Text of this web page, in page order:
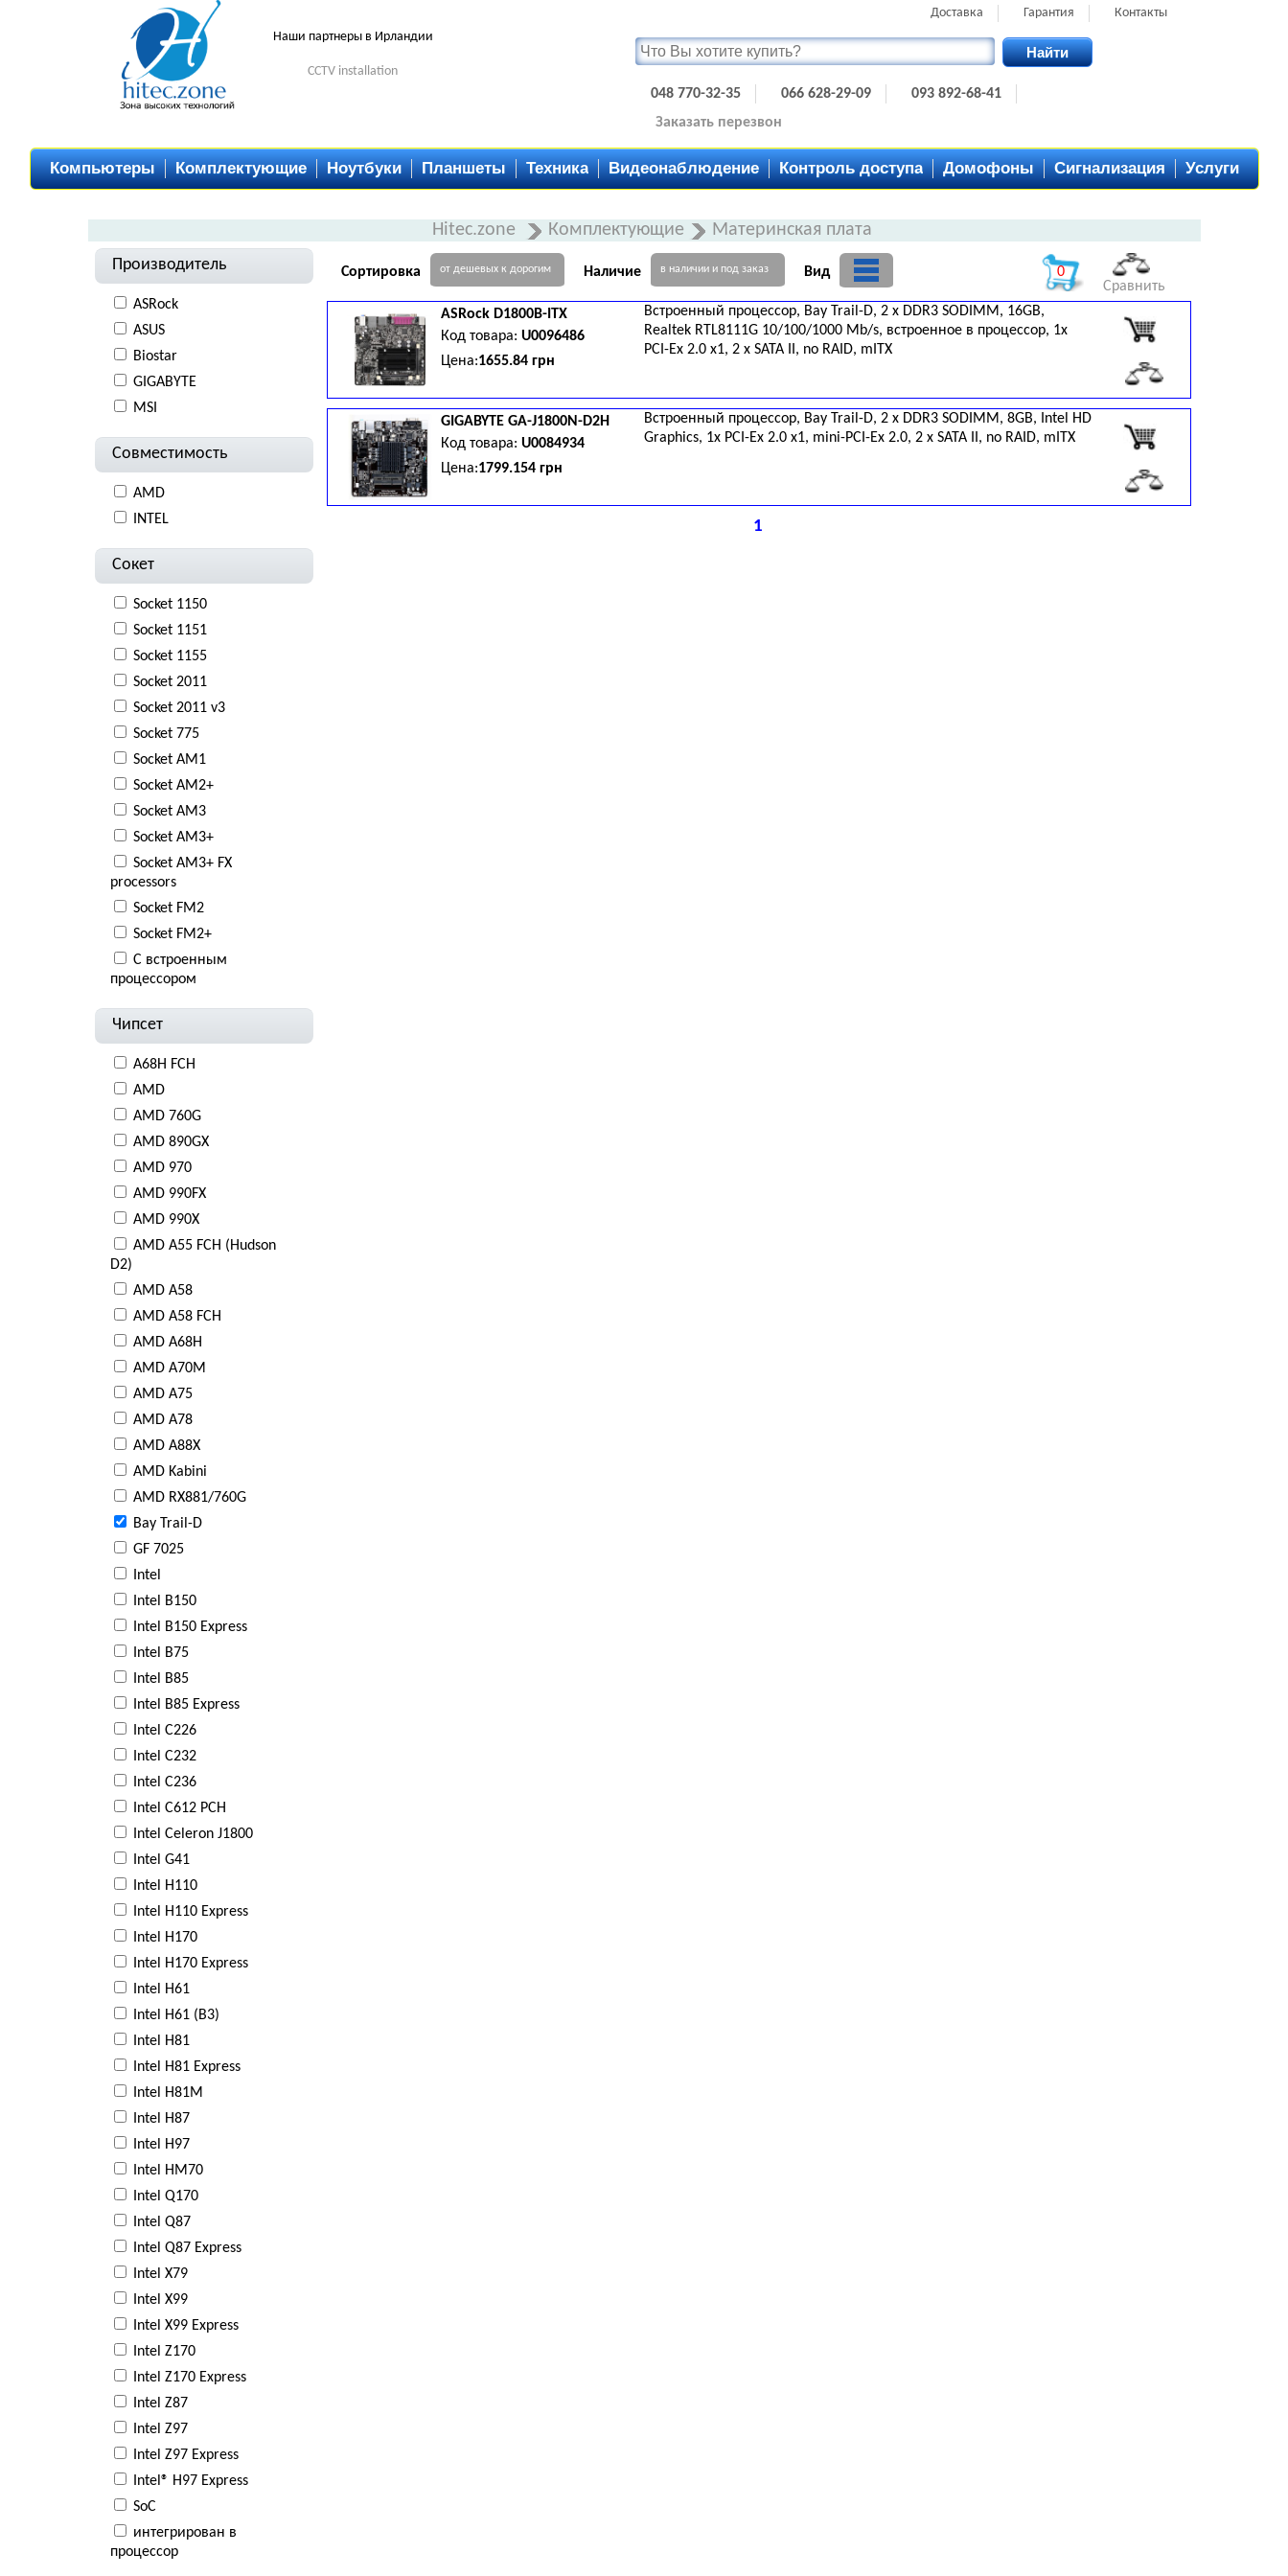
Наши партнеры в Ирландии
CCTV installation
Доставка Гарантия Контакты
Найти
048 770-32-35 066 628-29-09
093 892-68-41
Заказать перезвон
Компьютеры Комплектующие Ноутбуки Планшеты Техника Видеонаблюдение Контроль доступа Домофоны Сигнализация Услуги
Hitec.zone Комплектующие Материнская плата
Производитель
ASRock
ASUS
Biostar
GIGABYTE
MSI
Совместимость
AMD
INTEL
Сокет
Socket 1150
Socket 1151
Socket 1155
Socket 2011
Socket 2011 v3
Socket 775
Socket AM1
Socket AM2+
Socket AM3
Socket AM3+
Socket AM3+ FX
processors
Socket FM2
Socket FM2+
С встроенным
процессором
Чипсет
A68H FCH
AMD
AMD 760G
AMD 890GX
AMD 970
AMD 990FX
AMD 990X
AMD A55 FCH (Hudson
D2)
AMD A58
AMD A58 FCH
AMD A68H
AMD A70M
AMD A75
AMD A78
AMD A88X
AMD Kabini
AMD RX881/760G
Bay Trail-D
GF 7025
Intel
Intel B150
Intel B150 Express
Intel B75
Intel B85
Intel B85 Express
Intel C226
Intel C232
Intel C236
Intel C612 PCH
Intel Celeron J1800
Intel G41
Intel H110
Intel H110 Express
Intel H170
Intel H170 Express
Intel H61
Intel H61 (B3)
Intel H81
Intel H81 Express
Intel H81M
Intel H87
Intel H97
Intel HM70
Intel Q170
Intel Q87
Intel Q87 Express
Intel X79
Intel X99
Intel X99 Express
Intel Z170
Intel Z170 Express
Intel Z87
Intel Z97
Intel Z97 Express
Intel® H97 Express
SoC
интегрирован в
процессор
Сортировка от дешевых к дорогим Наличие в наличии и под заказ
Вид
Сравнить
0
ASRock D1800B-ITX
Код товара: U0096486
Цена:1655.84 грн
Встроенный процессор, Bay Trail-D, 2 x DDR3 SODIMM, 16GB,
Realtek RTL8111G 10/100/1000 Mb/s, встроенное в процессор, 1x
PCI-Eх 2.0 x1, 2 x SATA II, no RAID, mITX
GIGABYTE GA-J1800N-D2H
Код товара: U0084934
Цена:1799.154 грн
Встроенный процессор, Bay Trail-D, 2 x DDR3 SODIMM, 8GB, Intel HD
Graphics, 1x PCI-Eх 2.0 x1, mini-PCI-Eх 2.0, 2 x SATA II, no RAID, mITX
1